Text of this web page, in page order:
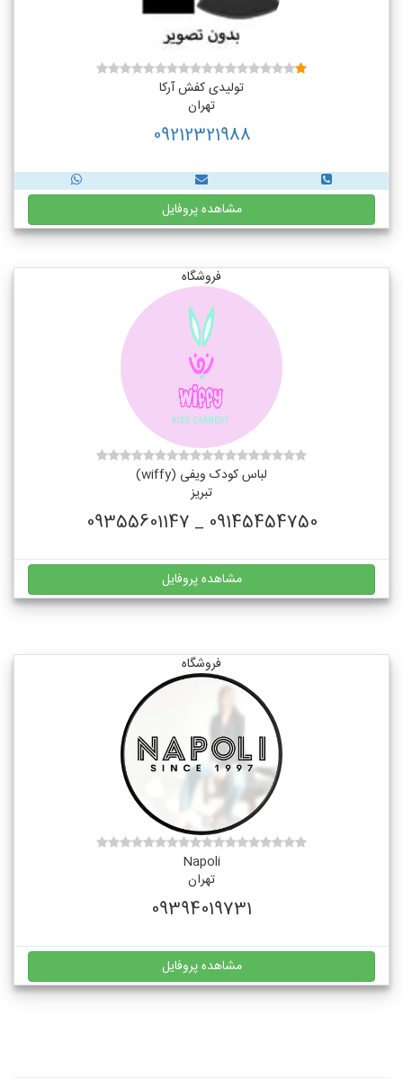
تولیدی کفش آرکا
تهران
09212321988
مشاهده پروفایل
فروشگاه
لباس کودک ویفی (wiffy)
تبریز
09145454750 _ 09355601147
مشاهده پروفایل
فروشگاه
Napoli
تهران
09394019731
مشاهده پروفایل